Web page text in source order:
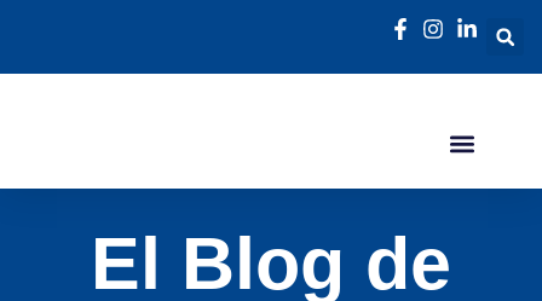
El Blog de